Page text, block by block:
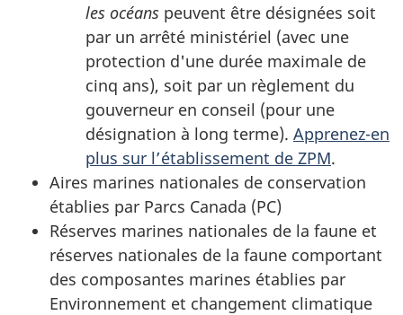
les océans peuvent être désignées soit
par un arrêté ministériel (avec une
protection d'une durée maximale de
cinq ans), soit par un règlement du
gouverneur en conseil (pour une
désignation à long terme). Apprenez-en
plus sur l’établissement de ZPM.
Aires marines nationales de conservation
établies par Parcs Canada (PC)
Réserves marines nationales de la faune et
réserves nationales de la faune comportant
des composantes marines établies par
Environnement et changement climatique